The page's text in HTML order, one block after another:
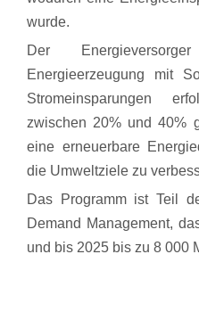
wurde.
Der
Energieerzeugung mit
Stromeinsparungen
zwischen 20% und 40%
eine erneuerbare
die Umweltziele zu
Das Programm ist Teil
Demand Management,
und bis 2025 bis zu 8 000